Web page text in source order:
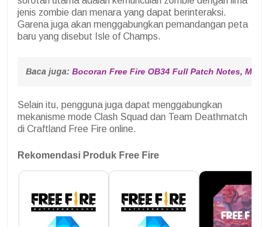
jenis zombie dan menara yang dapat berinteraksi.
Garena juga akan menggabungkan pemandangan peta
baru yang disebut Isle of Champs.
Baca juga: Bocoran Free Fire OB34 Full Patch Notes,
Selain itu, pengguna juga dapat menggabungkan
mekanisme mode Clash Squad dan Team Deathmatch
di Craftland Free Fire online.
Rekomendasi Produk Free Fire